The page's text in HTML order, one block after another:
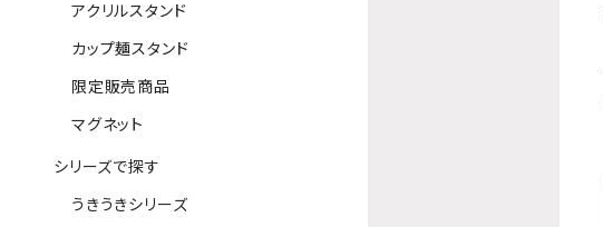
アクリルスタンド
カップ麺スタンド
限定販売商品
マグネット
シリーズで探す
うきうきシリーズ